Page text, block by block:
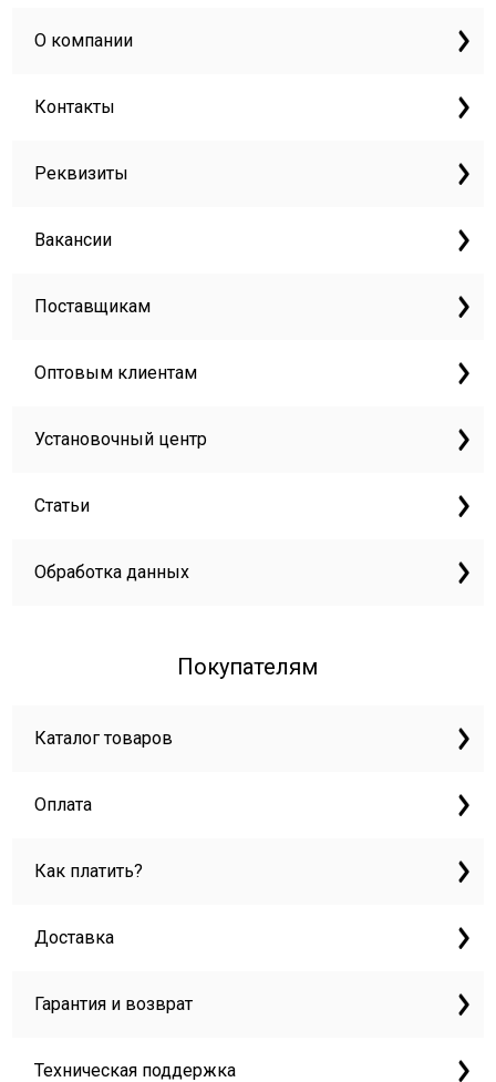
О компании
Контакты
Реквизиты
Вакансии
Поставщикам
Оптовым клиентам
Установочный центр
Статьи
Обработка данных
Покупателям
Каталог товаров
Оплата
Как платить?
Доставка
Гарантия и возврат
Техническая поддержка